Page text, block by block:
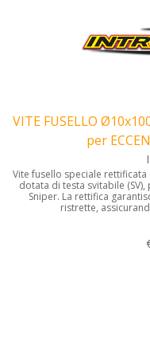
VITE FUSELLO
per
Vite fusello speciale
dotata di testa svitabile
Sniper. La rettifica
ristrette,